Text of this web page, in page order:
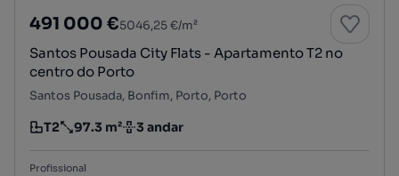
491 000 €5046,25 €/m²
Santos Pousada City Flats - Apartamento T2 no
centro do Porto
Santos Pousada, Bonfim, Porto, Porto
Tipologia
T2
Preço por metro quadrado
97.3 m²
Andar 3 andar
Profissional